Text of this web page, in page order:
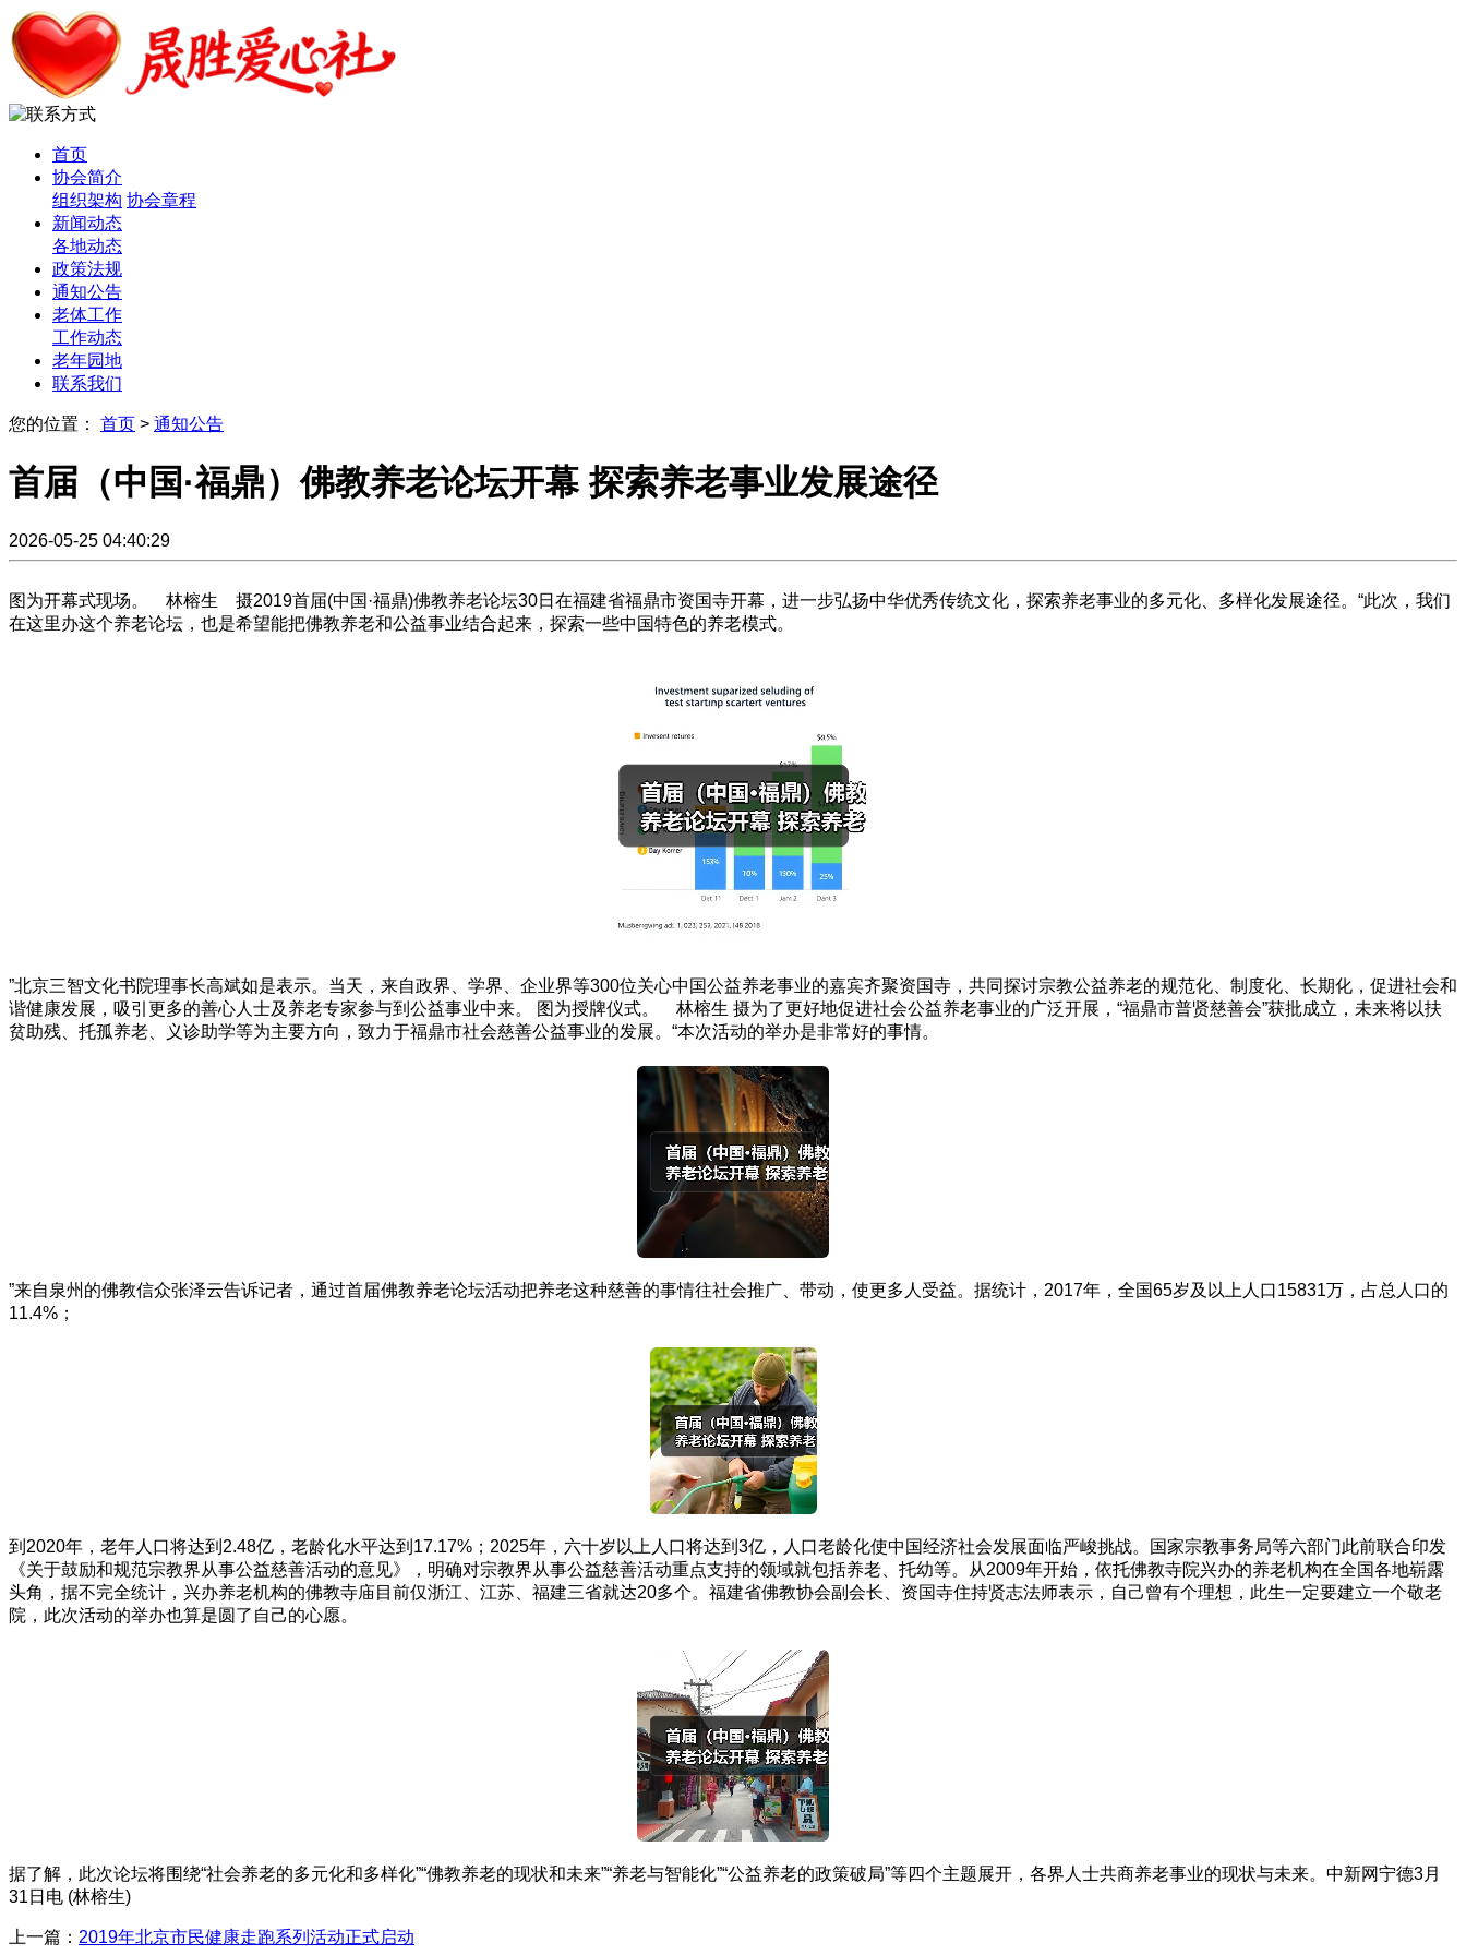
首页
协会简介
组织架构 协会章程
新闻动态
各地动态
政策法规
通知公告
老体工作
工作动态
老年园地
联系我们
您的位置： 首页 > 通知公告
首届（中国·福鼎）佛教养老论坛开幕 探索养老事业发展途径
2026-05-25 04:40:29
图为开幕式现场。 林榕生 摄2019首届(中国·福鼎)佛教养老论坛30日在福建省福鼎市资国寺开幕，进一步弘扬中华优秀传统文化，探索养老事业的多元化、多样化发展途径。“此次，我们
在这里办这个养老论坛，也是希望能把佛教养老和公益事业结合起来，探索一些中国特色的养老模式。
”北京三智文化书院理事长高斌如是表示。当天，来自政界、学界、企业界等300位关心中国公益养老事业的嘉宾齐聚资国寺，共同探讨宗教公益养老的规范化、制度化、长期化，促进社会和
谐健康发展，吸引更多的善心人士及养老专家参与到公益事业中来。 图为授牌仪式。 林榕生 摄为了更好地促进社会公益养老事业的广泛开展，“福鼎市普贤慈善会”获批成立，未来将以扶
贫助残、托孤养老、义诊助学等为主要方向，致力于福鼎市社会慈善公益事业的发展。“本次活动的举办是非常好的事情。
”来自泉州的佛教信众张泽云告诉记者，通过首届佛教养老论坛活动把养老这种慈善的事情往社会推广、带动，使更多人受益。据统计，2017年，全国65岁及以上人口15831万，占总人口的
11.4%；
到2020年，老年人口将达到2.48亿，老龄化水平达到17.17%；2025年，六十岁以上人口将达到3亿，人口老龄化使中国经济社会发展面临严峻挑战。国家宗教事务局等六部门此前联合印发
《关于鼓励和规范宗教界从事公益慈善活动的意见》，明确对宗教界从事公益慈善活动重点支持的领域就包括养老、托幼等。从2009年开始，依托佛教寺院兴办的养老机构在全国各地崭露
头角，据不完全统计，兴办养老机构的佛教寺庙目前仅浙江、江苏、福建三省就达20多个。福建省佛教协会副会长、资国寺住持贤志法师表示，自己曾有个理想，此生一定要建立一个敬老
院，此次活动的举办也算是圆了自己的心愿。
据了解，此次论坛将围绕“社会养老的多元化和多样化”“佛教养老的现状和未来”“养老与智能化”“公益养老的政策破局”等四个主题展开，各界人士共商养老事业的现状与未来。中新网宁德3月
31日电 (林榕生)
上一篇： 2019年北京市民健康走跑系列活动正式启动